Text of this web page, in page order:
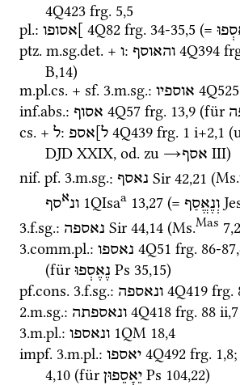
4Q423 frg. 5,5
pl.: ]אסופו 4Q82 frg. 34-35,5 (=
ptz. m.sg.det. + ו: והאוסף 4Q394
B,14)
m.pl.cs. + sf. 3.m.sg.: אוספיו 4Q525
inf.abs.: אסוף 4Q57 frg. 13,9 (für
cs. + ל: ל]אספ 4Q439 frg. 1 i+2,1 (
DJD XXIX, od. zu →אסף ‎ III)
nif. pf. 3.m.sg.: נאסף Sir 42,21 (Ms.
ונאסף 1QIsaa 13,27 (= וְנֶאֱסַף
3.f.sg.: נאספה Sir 44,14 (Ms.Mas 7,
3.comm.pl.: נאספו 4Q51 frg. 86-87,
(für נֶאֶסְפוּ Ps 35,15)
pf.cons. 3.f.sg.: ונאספה 4Q419 frg.
2.m.sg.: ונאספתה 4Q418 frg. 88 ii,7
3.m.pl.: ונאספו 1QM 18,4
impf. 3.m.pl.: יאספו 4Q492 frg. 1,8
4,10 (für יֵאָסֵפוּן Ps 104,22)